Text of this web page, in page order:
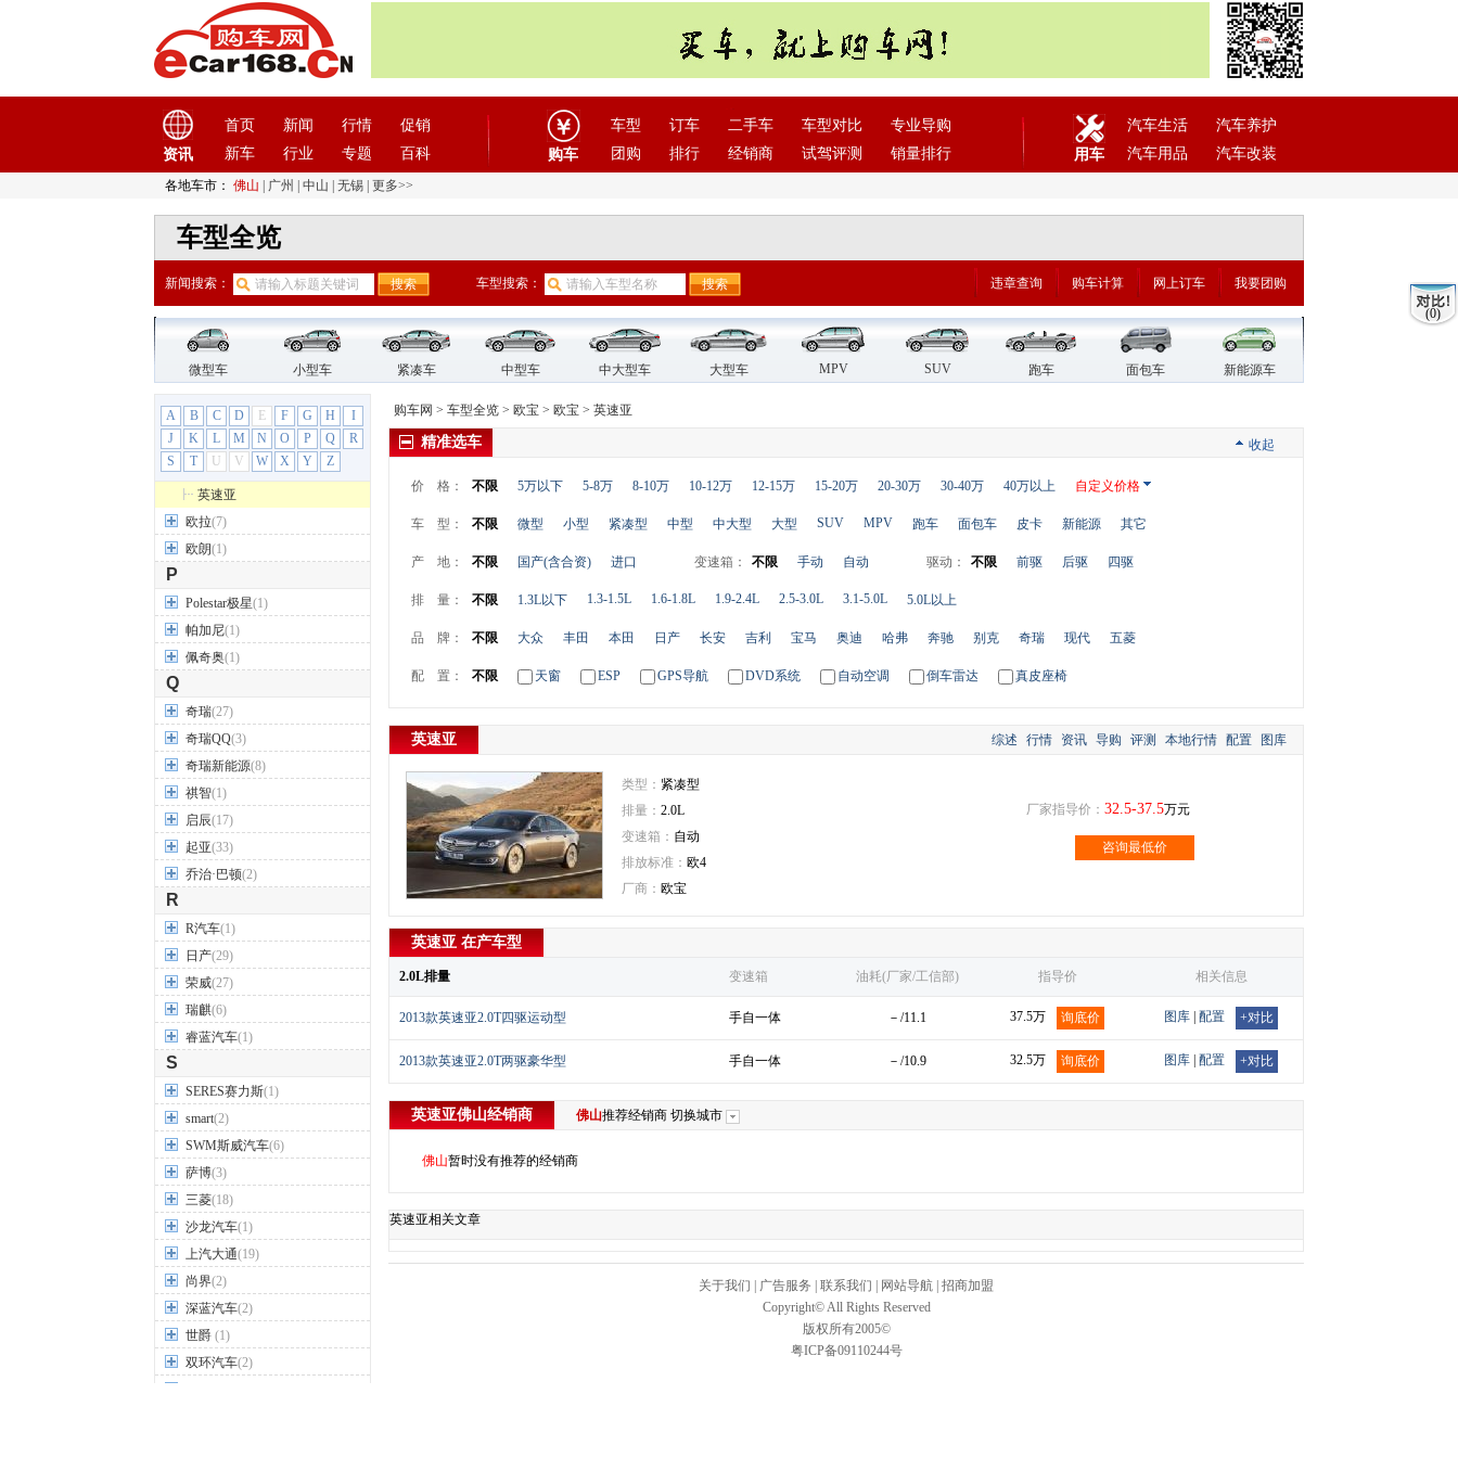
资讯
首页 新闻 行情
促销
新车
行业 专题 百科 购车
车型 订车 二手车 车型对比
专业导购
团购
排行 经销商 试驾评测 销量排行 用车
汽车生活
汽车养护
汽车用品
汽车改装
各地车市： 佛山 广州 中山 无锡 更多>>
车型全览
新闻搜索： 车型搜索： 违章查询 购车计算 网上订车 我要团购
微型车 小型车 紧凑车 中型车 中大型车 大型车 MPV SUV 跑车 面包车 新能源车
A B C D E F G H
I
J
K L M N O P Q
R
S
T U V W X Y Z
路特斯(3)
M
MINI(11)
马自达(22)
玛莎拉蒂(6)
迈凯伦 (3)
名爵(17)
哪吒汽车(4)
纳智捷(8)
O
欧宝(5)
欧宝(5)
麦瑞纳
赛飞利
雅特
英速亚
欧拉(7)
欧朗(1)
P
Polestar极星(1)
帕加尼(1)
佩奇奥(1)
Q
奇瑞(27)
奇瑞QQ(3)
奇瑞新能源(8)
祺智(1)
启辰(17)
起亚(33)
乔治·巴顿(2)
R
R汽车(1)
日产(29)
荣威(27)
瑞麒(6)
睿蓝汽车(1)
S
SERES赛力斯(1)
smart(2)
SWM斯威汽车(6)
萨博(3)
三菱(18)
沙龙汽车(1)
上汽大通(19)
尚界(2)
深蓝汽车(2)
世爵 (1)
双环汽车(2)
购车网 > 车型全览 > 欧宝 > 欧宝 > 英速亚
精准选车 收起
价 格： 不限 5万以下 5-8万 8-10万 10-12万 12-15万 15-20万 20-30万 30-40万 40万以上 自定义价格
车 型： 不限 微型 小型 紧凑型 中型 中大型 大型 SUV MPV 跑车 面包车 皮卡 新能源 其它
产 地： 不限 国产(含合资) 进口 变速箱： 不限 手动 自动 驱动： 不限 前驱 后驱 四驱
排 量： 不限 1.3L以下 1.3-1.5L 1.6-1.8L 1.9-2.4L 2.5-3.0L 3.1-5.0L 5.0L以上
品 牌： 不限 大众 丰田 本田 日产 长安 吉利 宝马 奥迪 哈弗 奔驰 别克 奇瑞 现代 五菱
配 置： 不限 天窗 ESP GPS导航 DVD系统 自动空调 倒车雷达 真皮座椅
英速亚 综述 行情 资讯 导购 评测 本地行情 配置 图库
类型： 紧凑型
排量： 2.0L
变速箱： 自动
排放标准： 欧4
厂商： 欧宝
厂家指导价： 32.5-37.5万元
咨询最低价
英速亚 在产车型
2.0L排量 变速箱 油耗(厂家/工信部) 指导价 相关信息
2013款英速亚2.0T四驱运动型 手自一体 －/11.1 37.5万 询底价 图库 配置 +对比
2013款英速亚2.0T两驱豪华型 手自一体 －/10.9 32.5万 询底价 图库 配置 +对比
英速亚佛山经销商 佛山推荐经销商 切换城市
佛山暂时没有推荐的经销商
英速亚相关文章
关于我们 广告服务 联系我们 网站导航 招商加盟
Copyright© All Rights Reserved
版权所有2005©
粤ICP备09110244号
(0)